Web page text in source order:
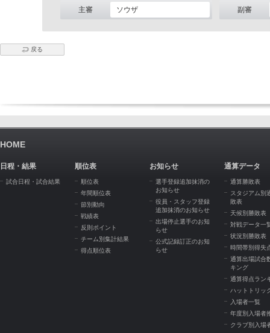
主審 ソウザ 副審
戻る
HOME
日程・結果
試合日程・試合結果
順位表
順位表
年間順位表
節別動向
戦績表
反則ポイント
チーム別集計結果
得点順位表
お知らせ
選手登録追加抹消の
お知らせ
役員・スタッフ登録
追加抹消のお知らせ
出場停止選手のお知
らせ
公式記録訂正のお知
らせ
通算データ
通算勝敗表
スタジアム別
敗表
天候別勝敗表
対戦データ一
状況別勝敗表
時間帯別得失
通算出場試合
キング
通算得点ラン
ハットトリッ
入場者一覧
年度別入場者
クラブ別入場